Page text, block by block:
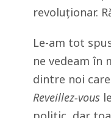
revoluționar.
Le-am tot
ne vedeam în
dintre noi
Reveillez-vous